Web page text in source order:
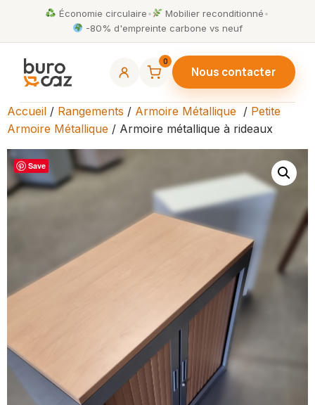
Économie circulaire• Mobilier reconditionné•
-80% d'empreinte carbone vs neuf
0
Nous contacter
Accueil / Rangements / Armoire Métallique / Petite
Armoire Métallique / Armoire métallique à rideaux
Save